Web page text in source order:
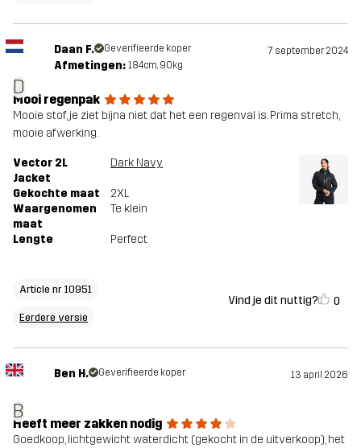
D
Daan F. Geverifieerde koper 7 september 2024
Afmetingen: 184cm, 90kg
Mooi regenpak
Mooie stof, je ziet bijna niet dat het een regenval is. Prima stretch,
mooie afwerking.
Vector 2L
Jacket
Dark Navy
Gekochte maat
2XL
Waargenomen
maat
Te klein
Lengte Perfect
Article nr 10951
Eerdere versie
Vind je dit nuttig? 0
B
Ben H. Geverifieerde koper 13 april 2026
Heeft meer zakken nodig
Goedkoop, lichtgewicht waterdicht (gekocht in de uitverkoop), het